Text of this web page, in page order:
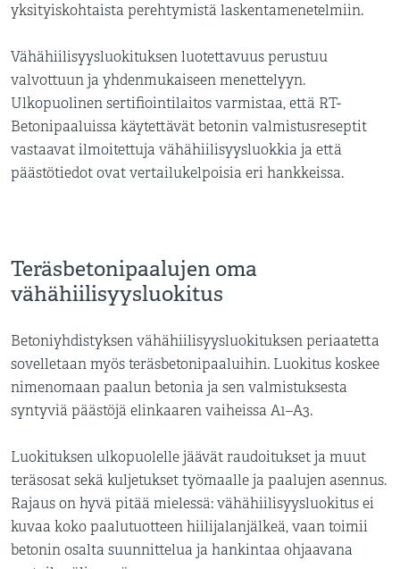
yksityiskohtaista perehtymistä laskentamenetelmiin.
Vähähiilisyysluokituksen luotettavuus perustuu
valvottuun ja yhdenmukaiseen menettelyyn.
Ulkopuolinen sertifiointilaitos varmistaa, että RT-
Betonipaaluissa käytettävät betonin valmistusreseptit
vastaavat ilmoitettuja vähähiilisyysluokkia ja että
päästötiedot ovat vertailukelpoisia eri hankkeissa.
Teräsbetonipaalujen oma
vähähiilisyysluokitus
Betoniyhdistyksen vähähiilisyysluokituksen periaatetta
sovelletaan myös teräsbetonipaaluihin. Luokitus koskee
nimenomaan paalun betonia ja sen valmistuksesta
syntyviä päästöjä elinkaaren vaiheissa A1–A3.
Luokituksen ulkopuolelle jäävät raudoitukset ja muut
teräsosat sekä kuljetukset työmaalle ja paalujen asennus.
Rajaus on hyvä pitää mielessä: vähähiilisyysluokitus ei
kuvaa koko paalutuotteen hiilijalanjälkeä, vaan toimii
betonin osalta suunnittelua ja hankintaa ohjaavana